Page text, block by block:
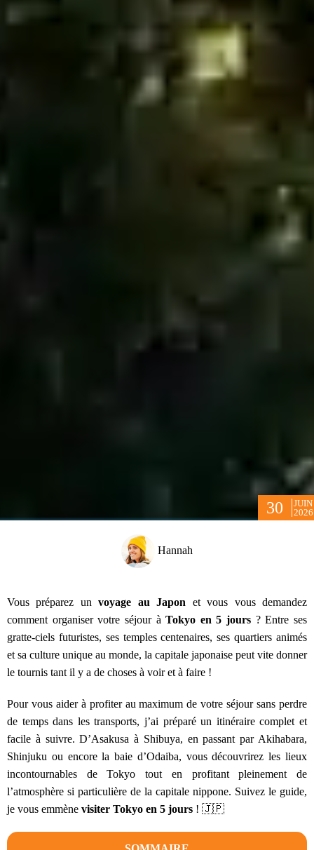
30
JUIN
2026
Hannah
Vous préparez unvoyage au Japon et vous vous demandez
comment organiser votre séjour àTokyo en 5 jours ? Entre ses
gratte-ciels futuristes, ses temples centenaires, ses quartiers animés
et sa culture unique au monde, la capitale japonaise peut vite donner
le tournis tant il y a de choses à voir et à faire !
Pour vous aider à profiter au maximum de votre séjour sans perdre
de temps dans les transports, j’ai préparé un itinéraire complet et
facile à suivre. D’Asakusa à Shibuya, en passant par Akihabara,
Shinjuku ou encore la baie d’Odaiba, vous découvrirez les lieux
incontournables de Tokyo tout en profitant pleinement de
l’atmosphère si particulière de la capitale nippone. Suivez le guide,
je vous emmène visiter Tokyo en 5 jours ! 🇯🇵